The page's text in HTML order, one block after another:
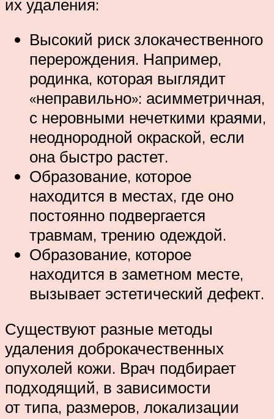
их удаления:
Высокий риск злокачественного
перерождения. Например,
родинка, которая выглядит
«неправильно»: асимметричная,
с неровными нечеткими краями,
неоднородной окраской, если
она быстро растет.
Образование, которое
находится в местах, где оно
постоянно подвергается
травмам, трению одеждой.
Образование, которое
находится в заметном месте,
вызывает эстетический дефект.
Существуют разные методы
удаления доброкачественных
опухолей кожи. Врач подбирает
подходящий, в зависимости
от типа, размеров, локализации